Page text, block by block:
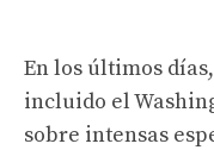
En los últimos
incluido el
sobre intensas